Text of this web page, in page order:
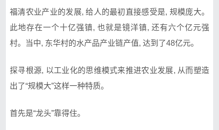
福清农业产业的发展, 给人的最初直接感受是, 规模庞大。
此地存在一个十亿强镇, 也就是镜洋镇, 还有六个亿元强
村。当中, 东华村的水产品产业链产值, 达到了48亿元。
探寻根源, 以工业化的思维模式来推进农业发展, 从而塑造
出了“规模大”这样一种特质。
首先是“龙头”靠得住。